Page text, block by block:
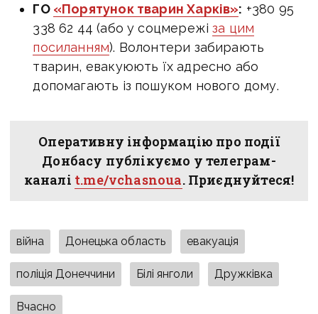
ГО «Порятунок тварин Харків»: +380 95
338 62 44 (або у соцмережіза цим
посиланням). Волонтери забирають
тварин, евакуюють їх адресно або
допомагають із пошуком нового дому.
Оперативну інформацію про події
Донбасу публікуємо у телеграм-
каналі t.me/vchasnoua. Приєднуйтеся!
війна Донецька область евакуація
поліція Донеччини Білі янголи Дружківка
Вчасно